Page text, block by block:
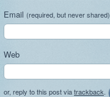
Email (required, but never shared)
Web
or, reply to this post viatrackback